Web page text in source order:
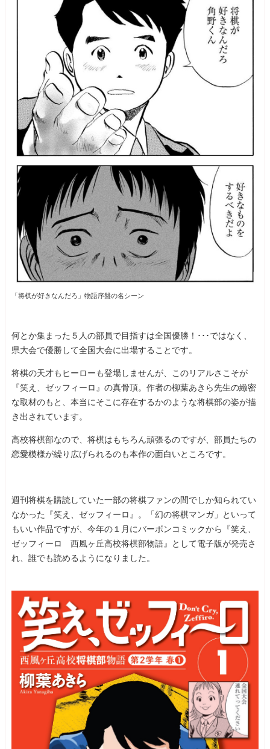
「将棋が好きなんだろ」物語序盤の名シーン
何とか集まった５人の部員で目指すは全国優勝！･･･ではなく、
県大会で優勝して全国大会に出場することです。
将棋の天才もヒーローも登場しませんが、このリアルさこそが
『笑え、ゼッフィーロ』の真骨頂。作者の柳葉あきら先生の緻密
な取材のもと、本当にそこに存在するかのような将棋部の姿が描
き出されています。
高校将棋部なので、将棋はもちろん頑張るのですが、部員たちの
恋愛模様が繰り広げられるのも本作の面白いところです。
週刊将棋を購読していた一部の将棋ファンの間でしか知られてい
なかった『笑え、ゼッフィーロ』。「幻の将棋マンガ」といって
もいい作品ですが、今年の１月にバーボンコミックから『笑え、
ゼッフィーロ 西風ヶ丘高校将棋部物語』として電子版が発売さ
れ、誰でも読めるようになりました。